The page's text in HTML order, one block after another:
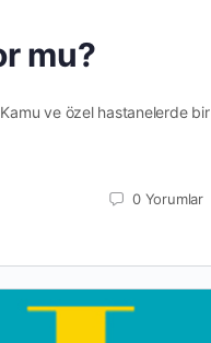
mu?
ve özel hastanelerde bir
0 Yorumlar